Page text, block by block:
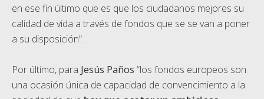
en ese fin último que es que los ciudadanos mejores su
calidad de vida a través de fondos que se se van a poner
a su disposición”.
Por último, para Jesús Paños “los fondos europeos son
una ocasión única de capacidad de convencimiento a la